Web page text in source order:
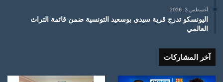
أغسطس 3, 2026
اليونسكو تدرج قرية سيدي بوسعيد التونسية ضمن قائمة التراث
العالمي
آخر المشاركات